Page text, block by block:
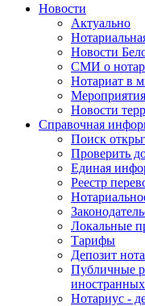
Новости
Актуально
Новости
СМИ о
Нотариат в
Мероприятия
Новости
Справочная
Поиск
Проверить
Единая
Реестр
Локальные
Тарифы
Депозит
Публичные
иностранных
Нотариус -